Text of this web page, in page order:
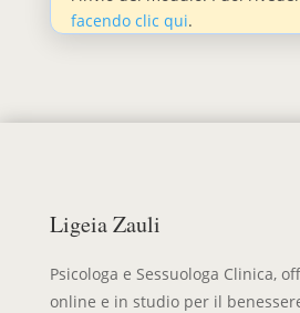
facendo clic qui.
Ligeia Zauli
Psicologa e Sessuologa Clinica,
online e in studio per il